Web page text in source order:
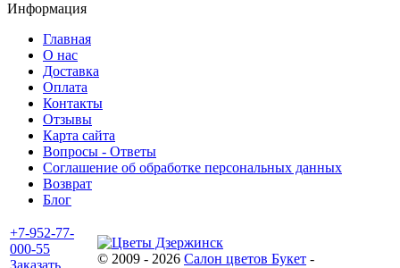
Информация
Главная
О нас
Доставка
Оплата
Контакты
Отзывы
Карта сайта
Вопросы - Ответы
Соглашение об обработке персональных данных
Возврат
Блог
+7-952-77-
000-55
© 2009 - 2026 Салон цветов Букет -